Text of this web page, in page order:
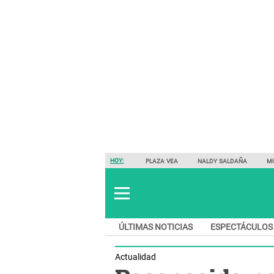
HOY: PLAZA VEA NALDY SALDAÑA
ÚLTIMAS NOTICIAS ESPECTÁCULOS
Actualidad